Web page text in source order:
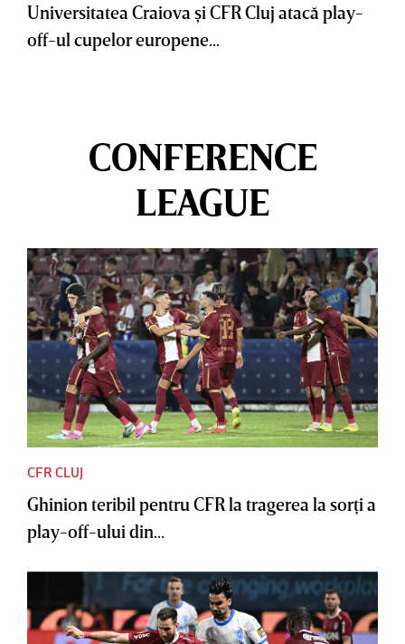
Universitatea Craiova şi CFR Cluj atacă play-
off-ul cupelor europene...
CONFERENCE
LEAGUE
CFR CLUJ
Ghinion teribil pentru CFR la tragerea la sorţi a
play-off-ului din...